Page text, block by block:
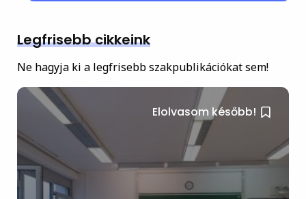
Legfrisebb cikkeink
Ne hagyja ki a legfrisebb szakpublikációkat sem!
Elolvasom később!